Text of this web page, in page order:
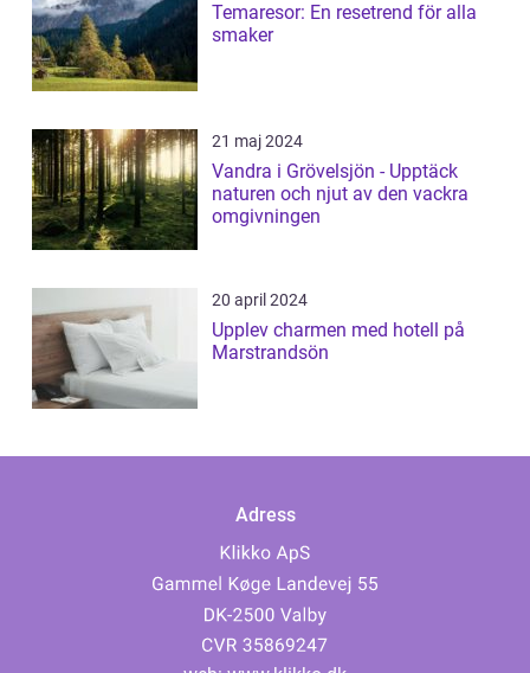
Temaresor: En resetrend för alla
smaker
21 maj 2024
Vandra i Grövelsjön - Upptäck
naturen och njut av den vackra
omgivningen
20 april 2024
Upplev charmen med hotell på
Marstrandsön
Adress